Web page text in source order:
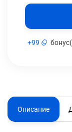
+99
Описание